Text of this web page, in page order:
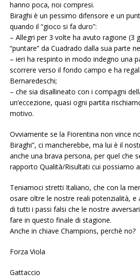
hanno poca, noi compresi.
Biraghi è un pessimo difensore e un
quando il “gioco si fa duro”:
– Allegri per 3 volte ha avuto ragione (3
“puntare” da Cuadrado dalla sua parte
– ieri ha respinto in modo indegno una
scorrere verso il fondo campo e ha
Bernaredeschi;
– che sia disallineato con i compagni
un’eccezione, quasi ogni partita
motivo.
Ovviamente se la Fiorentina non vince
Biraghi”, ci mancherebbe, ma lui è il
anche una brava persona, per quel che
rapporto Qualità/Risultati cui possiamo
Teniamoci stretti Italiano, che con la
osare oltre le nostre reali potenzialità, e
di tutti i passi falsi che le nostre
fare in questo finale di stagione.
Anche in chiave Champions, perchè no?
Forza Viola
Gattaccio